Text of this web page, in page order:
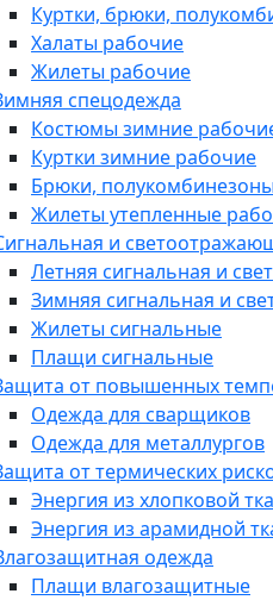
Куртки, брюки,
Халаты рабочие
Жилеты рабочие
спецодежда
Костюмы зимние
Куртки зимние рабочие
Брюки,
Жилеты утепленные
и
Летняя сигнальная и
Зимняя сигнальная и
Жилеты сигнальные
Плащи сигнальные
от повышенных
Одежда для сварщиков
Одежда для металлургов
от термических
Энергия из хлопковой
Энергия из арамидной
одежда
Плащи влагозащитные